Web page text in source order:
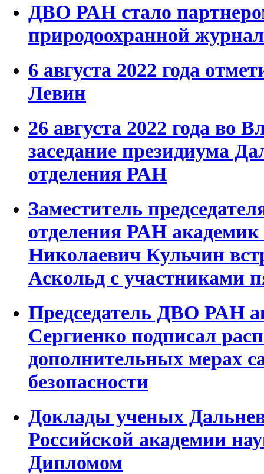
ДВО РАН стало
природоохранной
6 августа 2022 года
Левин
26 августа 2022 года во
заседание президиума
отделения РАН
Заместитель
отделения РАН
Николаевич Кульчин
Аскольд с участниками
Председатель ДВО РАН
Сергиенко подписал
дополнительных мерах
безопасности
Доклады ученых
Российской академии
Дипломом